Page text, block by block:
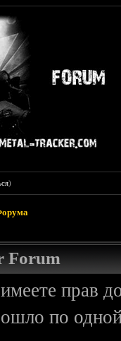
)
Forum
прав
по